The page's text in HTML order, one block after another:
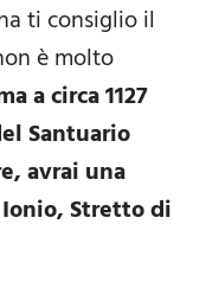
ti consiglio il
è molto
a circa 1127
Santuario
avrai una
Stretto di